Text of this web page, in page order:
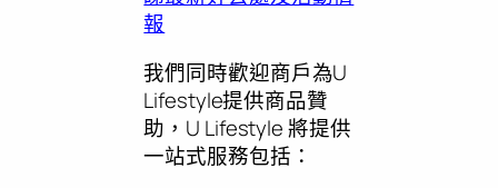
報
我們同時歡迎商戶為U
Lifestyle提供商品贊
助，U Lifestyle 將提供
一站式服務包括：